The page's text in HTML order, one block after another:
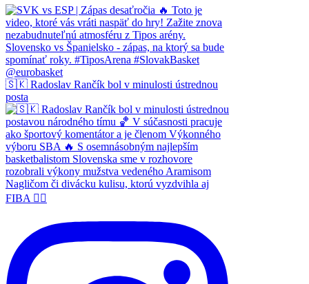
🇸🇰 Radoslav Rančík bol v minulosti ústrednou
posta